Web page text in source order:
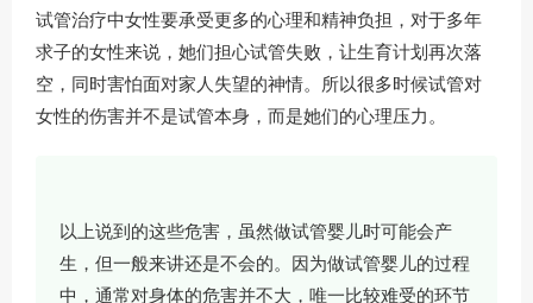
试管治疗中女性要承受更多的心理和精神负担，对于多年
求子的女性来说，她们担心试管失败，让生育计划再次落
空，同时害怕面对家人失望的神情。所以很多时候试管对
女性的伤害并不是试管本身，而是她们的心理压力。
以上说到的这些危害，虽然做试管婴儿时可能会产
生，但一般来讲还是不会的。因为做试管婴儿的过程
中，通常对身体的危害并不大，唯一比较难受的环节